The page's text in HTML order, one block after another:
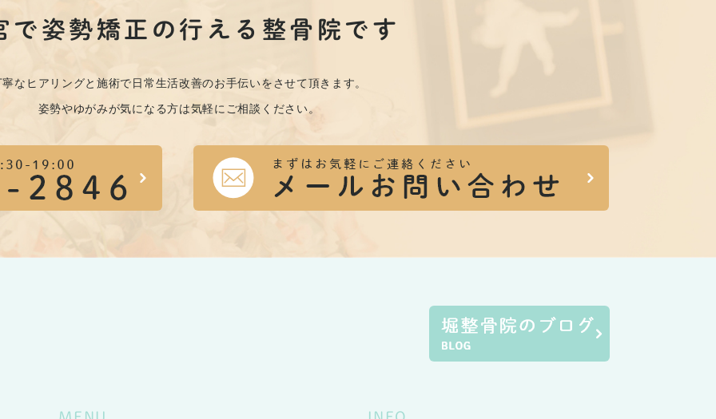
で姿勢矯正の行える整骨院です
寧なヒアリングと施術で日常生活改善のお手伝いをさせて頂きます。
姿勢やゆがみが気になる方は気軽にご相談ください。